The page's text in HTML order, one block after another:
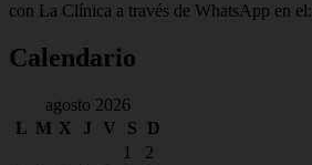
con La Clínica a través de WhatsApp en el:
Calendario
agosto 2026
L M X J V S
D
1
2